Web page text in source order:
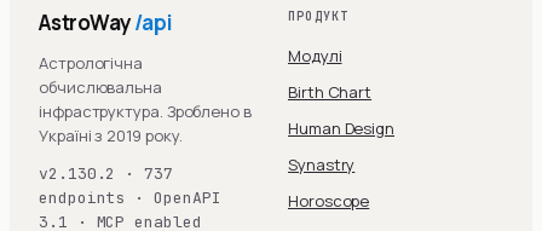
AstroWay/api
Астрологічна
обчислювальна
інфраструктура. Зроблено в
Україні з 2019 року.
v2.130.2 · 737
endpoints · OpenAPI
3.1 · MCP enabled
ПРОДУКТ
Модулі
Birth Chart
Human Design
Synastry
Horoscope